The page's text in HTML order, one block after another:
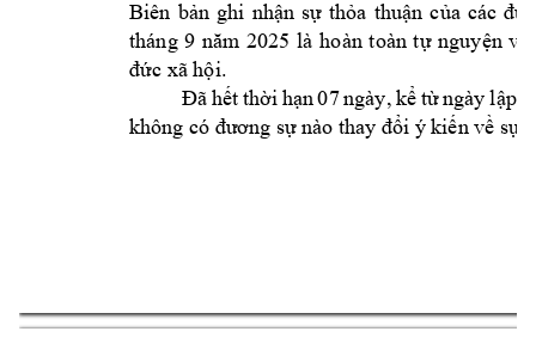
Biên bản ghi nhận sự thỏa thuận của các đ
tháng 9 năm 2025 là hoàn toàn tự nguyện và
đức xã hội.
Đã hết thời hạn 07 ngày, kể từ ngày lập
không có đương sự nào thay đổi ý kiến về sự